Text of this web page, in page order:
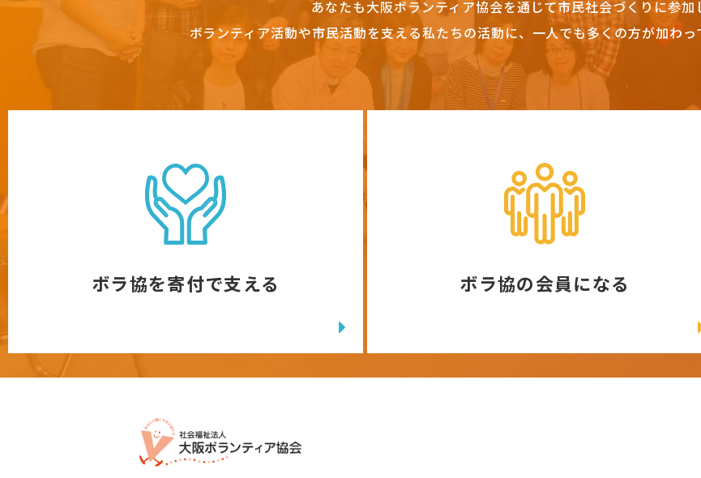
あなたも大阪ボランティア協会を通じて市民社会づくりに参加
ボランティア活動や市民活動を支える私たちの活動に、一人でも多くの方が加わっ
ボラ協を寄付で支える ボラ協の会員になる